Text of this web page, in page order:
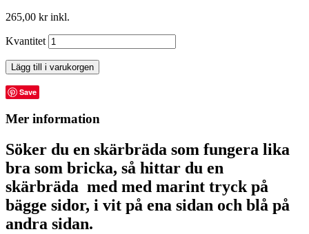
265,00 krinkl.
Kvantitet
Lägg till i varukorgen
Save
Mer information
Söker du en skärbräda som fungera lika
bra som bricka, så hittar du en
skärbräda med med marint tryck på
bägge sidor, i vit på ena sidan och blå på
andra sidan.